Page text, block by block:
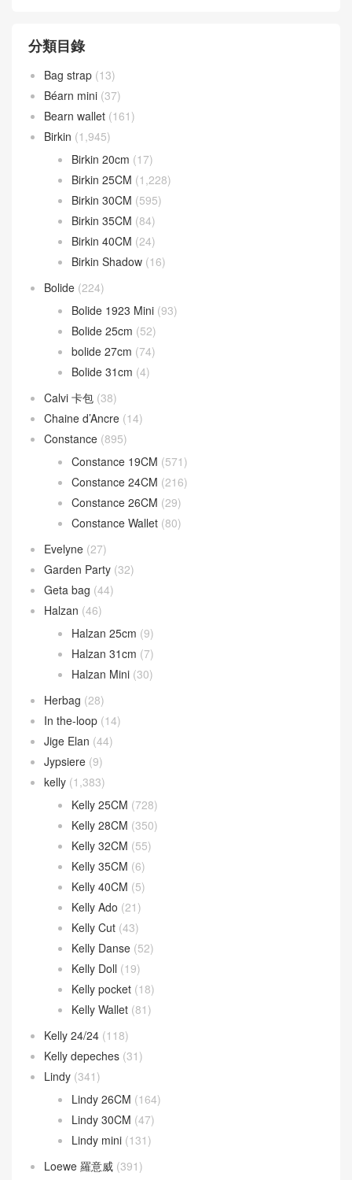
分類目錄
Bag strap (13)
Béarn mini (37)
Bearn wallet (161)
Birkin (1,945)
Birkin 20cm (17)
Birkin 25CM (1,228)
Birkin 30CM (595)
Birkin 35CM (84)
Birkin 40CM (24)
Birkin Shadow (16)
Bolide (224)
Bolide 1923 Mini (93)
Bolide 25cm (52)
bolide 27cm (74)
Bolide 31cm (4)
Calvi 卡包 (38)
Chaine d’Ancre (14)
Constance (895)
Constance 19CM (571)
Constance 24CM (216)
Constance 26CM (29)
Constance Wallet (80)
Evelyne (27)
Garden Party (32)
Geta bag (44)
Halzan (46)
Halzan 25cm (9)
Halzan 31cm (7)
Halzan Mini (30)
Herbag (28)
In the-loop (14)
Jige Elan (44)
Jypsiere (9)
kelly (1,383)
Kelly 25CM (728)
Kelly 28CM (350)
Kelly 32CM (55)
Kelly 35CM (6)
Kelly 40CM (5)
Kelly Ado (21)
Kelly Cut (43)
Kelly Danse (52)
Kelly Doll (19)
Kelly pocket (18)
Kelly Wallet (81)
Kelly 24/24 (118)
Kelly depeches (31)
Lindy (341)
Lindy 26CM (164)
Lindy 30CM (47)
Lindy mini (131)
Loewe 羅意威 (391)